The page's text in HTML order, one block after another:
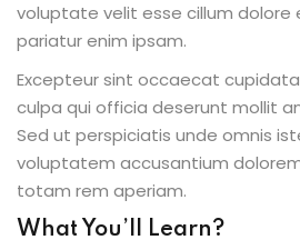
voluptate velit esse cillum dolore
pariatur enim ipsam.
Excepteur sint occaecat
culpa qui officia deserunt mollit
Sed ut perspiciatis unde omnis
voluptatem accusantium
totam rem aperiam.
What You’ll Learn?